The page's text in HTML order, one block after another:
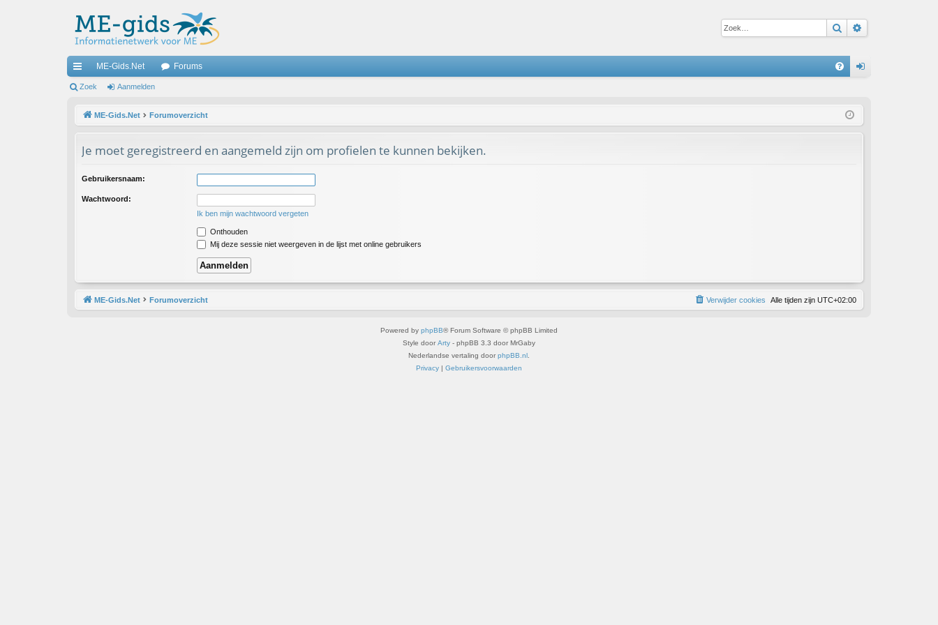
Zoek
ne
ME-Gids.Net Forums
m
Zoek Aanmelden
ME-Gids.Net Forumoverzicht
Je moet geregistreerd en aangemeld zijn om profielen te kunnen bekijken.
Gebruikersnaam:
Wachtwoord:
Ik ben mijn wachtwoord vergeten
Onthouden
Mij deze sessie niet weergeven in de lijst met online gebruikers
ME-Gids.Net Forumoverzicht Alle tijden zijn UTC+02:00
Verwijder cookies
Powered by phpBB® Forum Software © phpBB Limited
Style door Arty - phpBB 3.3 door MrGaby
Nederlandse vertaling door phpBB.nl
Privacy | Gebruikersvoorwaarden